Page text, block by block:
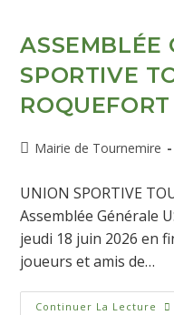
ASSEMBLÉE
SPORTIVE
ROQUEFORT
Mairie de Tournemire
UNION SPORTIVE
Assemblée Générale
jeudi 18 juin 2026 en
joueurs et amis de…
Continuer La Lecture